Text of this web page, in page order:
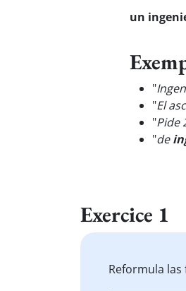
un
"
"El
"Pide
"de
Exercice 1
Reformula